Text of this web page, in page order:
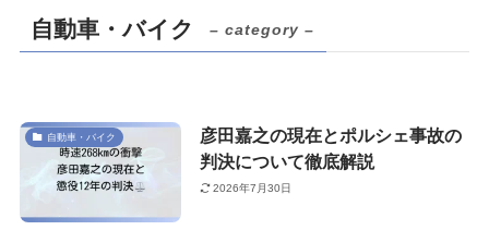
自動車・バイク – category –
自動車・バイク
彦田嘉之の現在とポルシェ事故の
判決について徹底解説
2026年7月30日